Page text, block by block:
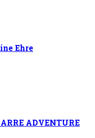
Ehre
ADVENTURE